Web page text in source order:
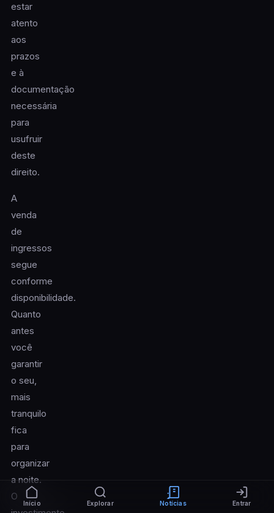
estar
atento
aos
prazos
e à
documentação
necessária
para
usufruir
deste
direito.
A
venda
de
ingressos
segue
conforme
disponibilidade.
Quanto
antes
você
garantir
o seu,
mais
tranquilo
fica
para
organizar
a noite.
O
Início Explorar Notícias Entrar